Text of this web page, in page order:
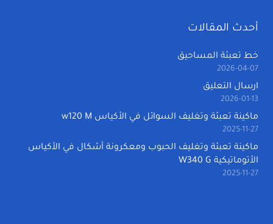
أحدث المقالات
خط تعبئة المساحيق
2026-04-07
ارسال التعليق
2026-01-13
ماكينة تعبئة وتغليف السوائل في الأكياس w120 M
2025-11-27
ماكينة تعبئة وتغليف الحبوب ومعكرونة أشكال في الأكياس
الأتوماتيكية W340 G
2025-11-27